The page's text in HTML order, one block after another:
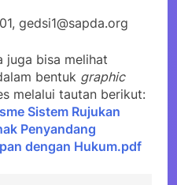
gedsi1@sapda.org
juga bisa melihat
bentuk graphic
melalui tautan berikut:
Sistem Rujukan
Penyandang
dengan Hukum.pdf